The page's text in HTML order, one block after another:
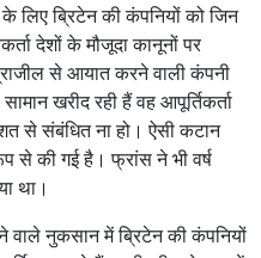
ब्रिटेन की कंपनियों को जिन
देशों के मौजूदा कानूनों पर
से आयात करने वाली कंपनी
खरीद रही हैं वह आपूर्तिकर्ता
से संबंधित ना हो। ऐसी कटान
से की गई है। फ्रांस ने भी वर्ष
था।
नुकसान में ब्रिटेन की कंपनियों